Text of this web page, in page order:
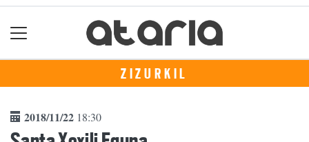
ZIZURKIL
2018/11/22 18:30